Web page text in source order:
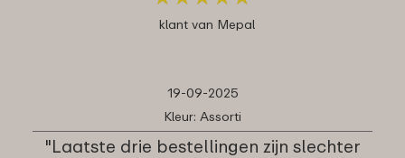
klant van Mepal
19-09-2025
Kleur: Assorti
"Laatste drie bestellingen zijn slechter